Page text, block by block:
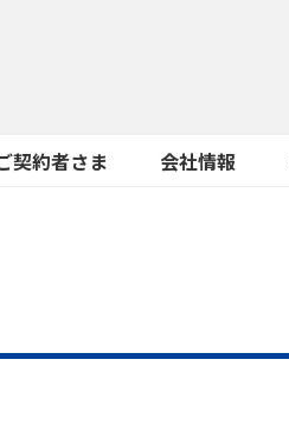
契約者さま 会社情報